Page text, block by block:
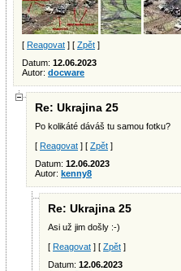
[ Reagovat ] [ Zpět ]
Datum: 12.06.2023
Autor: docware
Re: Ukrajina 25
Po kolikáté dáváš tu samou fotku?
[ Reagovat ] [ Zpět ]
Datum: 12.06.2023
Autor: kenny8
Re: Ukrajina 25
Asi už jim došly :-)
[ Reagovat ] [ Zpět ]
Datum: 12.06.2023